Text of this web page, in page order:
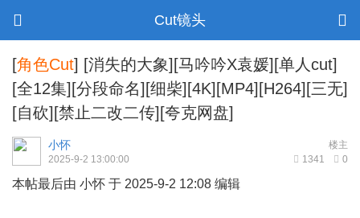
Cut镜头
[角色Cut] [消失的大象][马吟吟X袁媛][单人cut]
[全12集][分段命名][细柴][4K][MP4][H264][三无]
[自砍][禁止二改二传][夸克网盘]
楼主
小怀
1341 0
2025-9-2 13:00:00
本帖最后由 小怀 于 2025-9-2 12:08 编辑